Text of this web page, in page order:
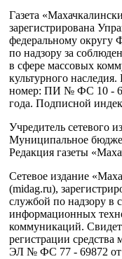
Газета
зарегистрирована
федеральному округу
по надзору за
в сфере массовых
культурного
номер: ПИ № ФС 10 -
года. Подписной
Учредитель сетевого
Муниципальное
Редакция газеты
Сетевое издание
(midag.ru),
службой по надзору в
информационных
коммуникаций.
регистрации
ЭЛ № ФС 77 - 69872 от